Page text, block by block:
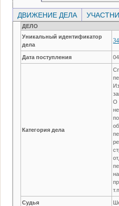
ДВИЖЕНИЕ ДЕЛА
ДЕЛО
Уникальный идентификатор
дела
Дата поступления
Категория дела
О
т.п.
Судья